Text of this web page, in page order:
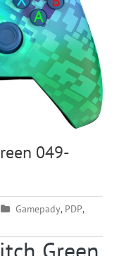
049-
Gamepady, PDP,